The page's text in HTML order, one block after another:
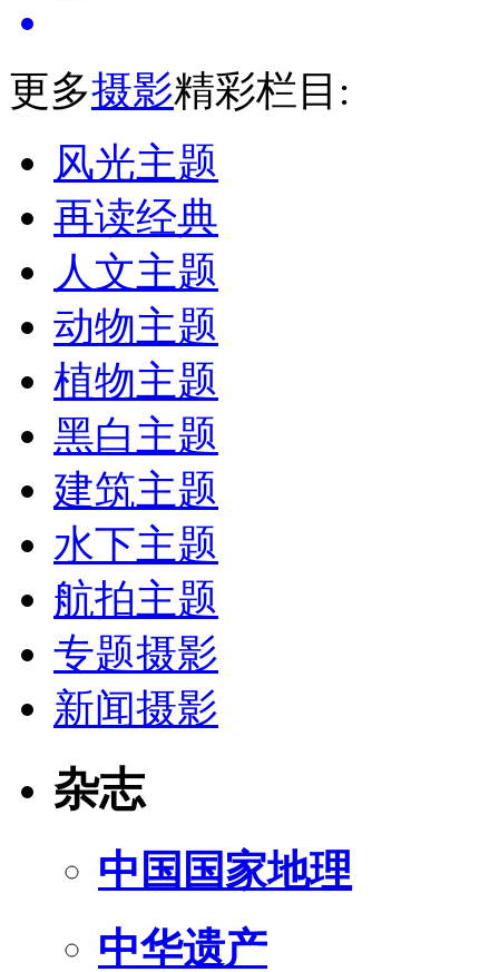
更多摄影精彩栏目:
风光主题
再读经典
人文主题
动物主题
植物主题
黑白主题
建筑主题
水下主题
航拍主题
专题摄影
新闻摄影
杂志
中国国家地理
中华遗产